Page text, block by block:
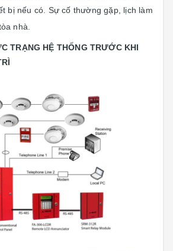
bị nếu có. Sự cố thường gặp, lịch làm
nhà.
TRẠNG HỆ THỐNG TRƯỚC KHI